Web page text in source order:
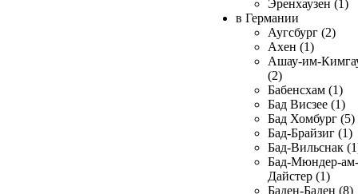
Эренхаузен (1)
в Германии
Аугсбург (2)
Ахен (1)
Ашау-им-
(2)
Бабенсхам (1)
Бад Висзее (1)
Бад Хомбург (5)
Бад-Брайзиг (1)
Бад-Вильснак
Бад-Мюндер-ам-
Дайстер (1)
Баден-Баден (8)